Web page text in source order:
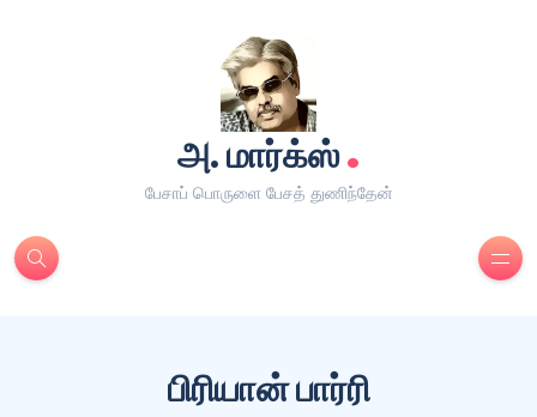
அ. மார்க்ஸ்.
பேசாப் பொருளை பேசத் துணிந்தேன்
பிரியான் பார்ரி